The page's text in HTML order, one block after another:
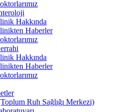
Hakkında
Haberler
Hakkında
Haberler
Ruh Sağlığı Merkezi)